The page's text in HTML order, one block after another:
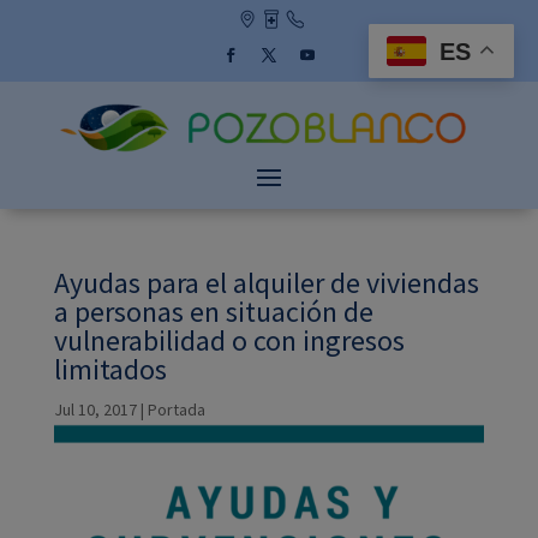
Ayudas para el alquiler de viviendas
a personas en situación de
vulnerabilidad o con ingresos
limitados
Jul 10, 2017| Portada
ES